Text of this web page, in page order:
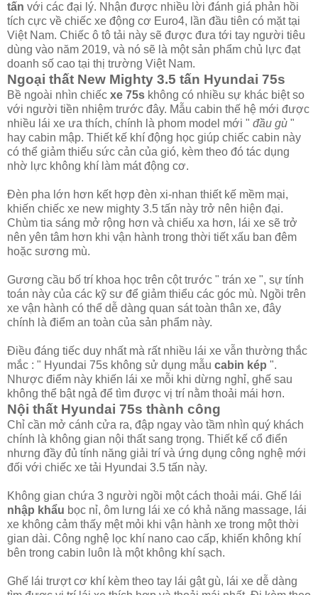
tấn với các đại lý. Nhận được nhiều lời đánh giá phản hồi
tích cực về chiếc xe động cơ Euro4, lần đầu tiên có mặt tại
Việt Nam. Chiếc ô tô tải này sẽ được đưa tới tay người tiêu
dùng vào năm 2019, và nó sẽ là một sản phẩm chủ lực đạt
doanh số cao tại thị trường Việt Nam.
Ngoại thất New Mighty 3.5 tấn Hyundai 75s
Bề ngoài nhìn chiếc xe 75s không có nhiều sự khác biệt so
với người tiền nhiệm trước đây. Mẫu cabin thế hệ mới được
nhiều lái xe ưa thích, chính là phom model mới " đầu gù "
hay cabin mập. Thiết kế khí động học giúp chiếc cabin này
có thể giảm thiểu sức cản của gió, kèm theo đó tác dụng
nhờ lực không khí làm mát động cơ.
Đèn pha lớn hơn kết hợp đèn xi-nhan thiết kế mềm mại,
khiến chiếc xe new mighty 3.5 tấn này trở nên hiện đại.
Chùm tia sáng mở rộng hơn và chiếu xa hơn, lái xe sẽ trở
nên yên tâm hơn khi vận hành trong thời tiết xấu ban đêm
hoặc sương mù.
Gương cầu bố trí khoa học trên cột trước " trán xe ", sự tính
toán này của các kỹ sư để giảm thiểu các góc mù. Ngồi trên
xe vận hành có thể dễ dàng quan sát toàn thân xe, đây
chính là điểm an toàn của sản phẩm này.
Điều đáng tiếc duy nhất mà rất nhiều lái xe vẫn thường thắc
mắc : " Hyundai 75s không sử dụng mẫu cabin kép ".
Nhược điểm này khiến lái xe mỗi khi dừng nghỉ, ghế sau
không thể bật ngả để tìm được vị trí nằm thoải mái hơn.
Nội thất Hyundai 75s thành công
Chỉ cần mở cánh cửa ra, đập ngay vào tầm nhìn quý khách
chính là không gian nội thất sang trọng. Thiết kế cổ điển
nhưng đầy đủ tính năng giải trí và ứng dụng công nghệ mới
đối với chiếc xe tải Hyundai 3.5 tấn này.
Không gian chứa 3 người ngồi một cách thoải mái. Ghế lái
nhập khẩu bọc nỉ, ôm lưng lái xe có khả năng massage, lái
xe không cảm thấy mệt mỏi khi vận hành xe trong một thời
gian dài. Công nghệ lọc khí nano cao cấp, khiến không khí
bên trong cabin luôn là một không khí sạch.
Ghế lái trượt cơ khí kèm theo tay lái gật gù, lái xe dễ dàng